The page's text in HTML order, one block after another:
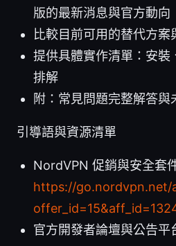
版的最新消息與官方動向
比較目前可用的替代方案
提供具體實作清單：安裝
排解
附：常見問題完整解答與
引導語與資源清單
NordVPN 促銷與安全套
https://go.nordvpn.net/
官方開發者論壇與公告